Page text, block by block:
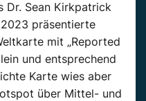
Dr. Sean Kirkpatrick
präsentierte
mit „Reported
und entsprechend
Karte wies aber
über Mittel- und